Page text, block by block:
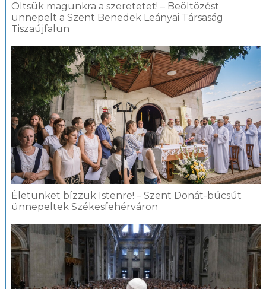
Öltsük magunkra a szeretetet! – Beöltözést
ünnepelt a Szent Benedek Leányai Társaság
Tiszaújfalun
Életünket bízzuk Istenre! – Szent Donát-búcsút
ünnepeltek Székesfehérváron